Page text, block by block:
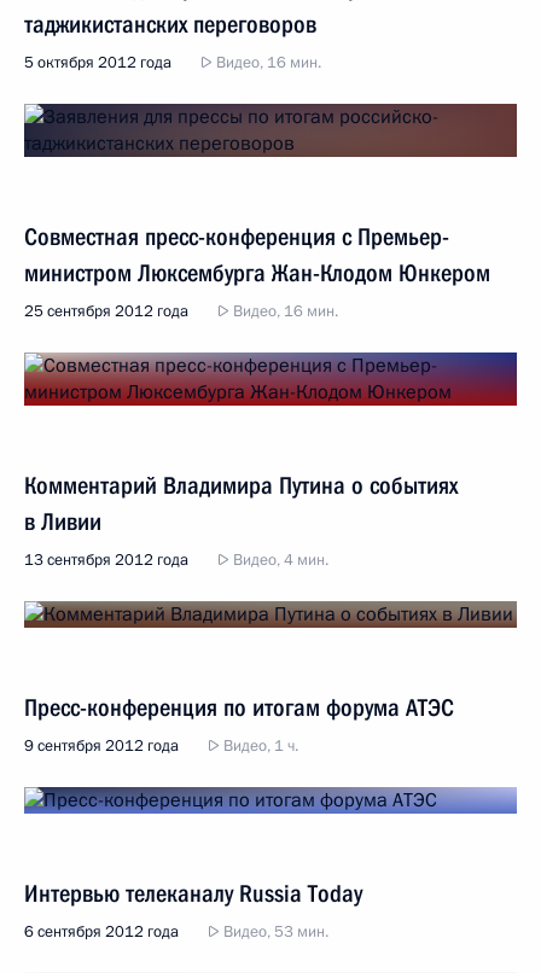
таджикистанских переговоров
5 октября 2012 года Видео, 16 мин.
Совместная пресс-конференция с Премьер-
министром Люксембурга Жан-Клодом Юнкером
25 сентября 2012 года Видео, 16 мин.
Комментарий Владимира Путина о событиях
в Ливии
13 сентября 2012 года Видео, 4 мин.
Пресс-конференция по итогам форума АТЭС
9 сентября 2012 года Видео, 1 ч.
Интервью телеканалу Russia Today
6 сентября 2012 года Видео, 53 мин.